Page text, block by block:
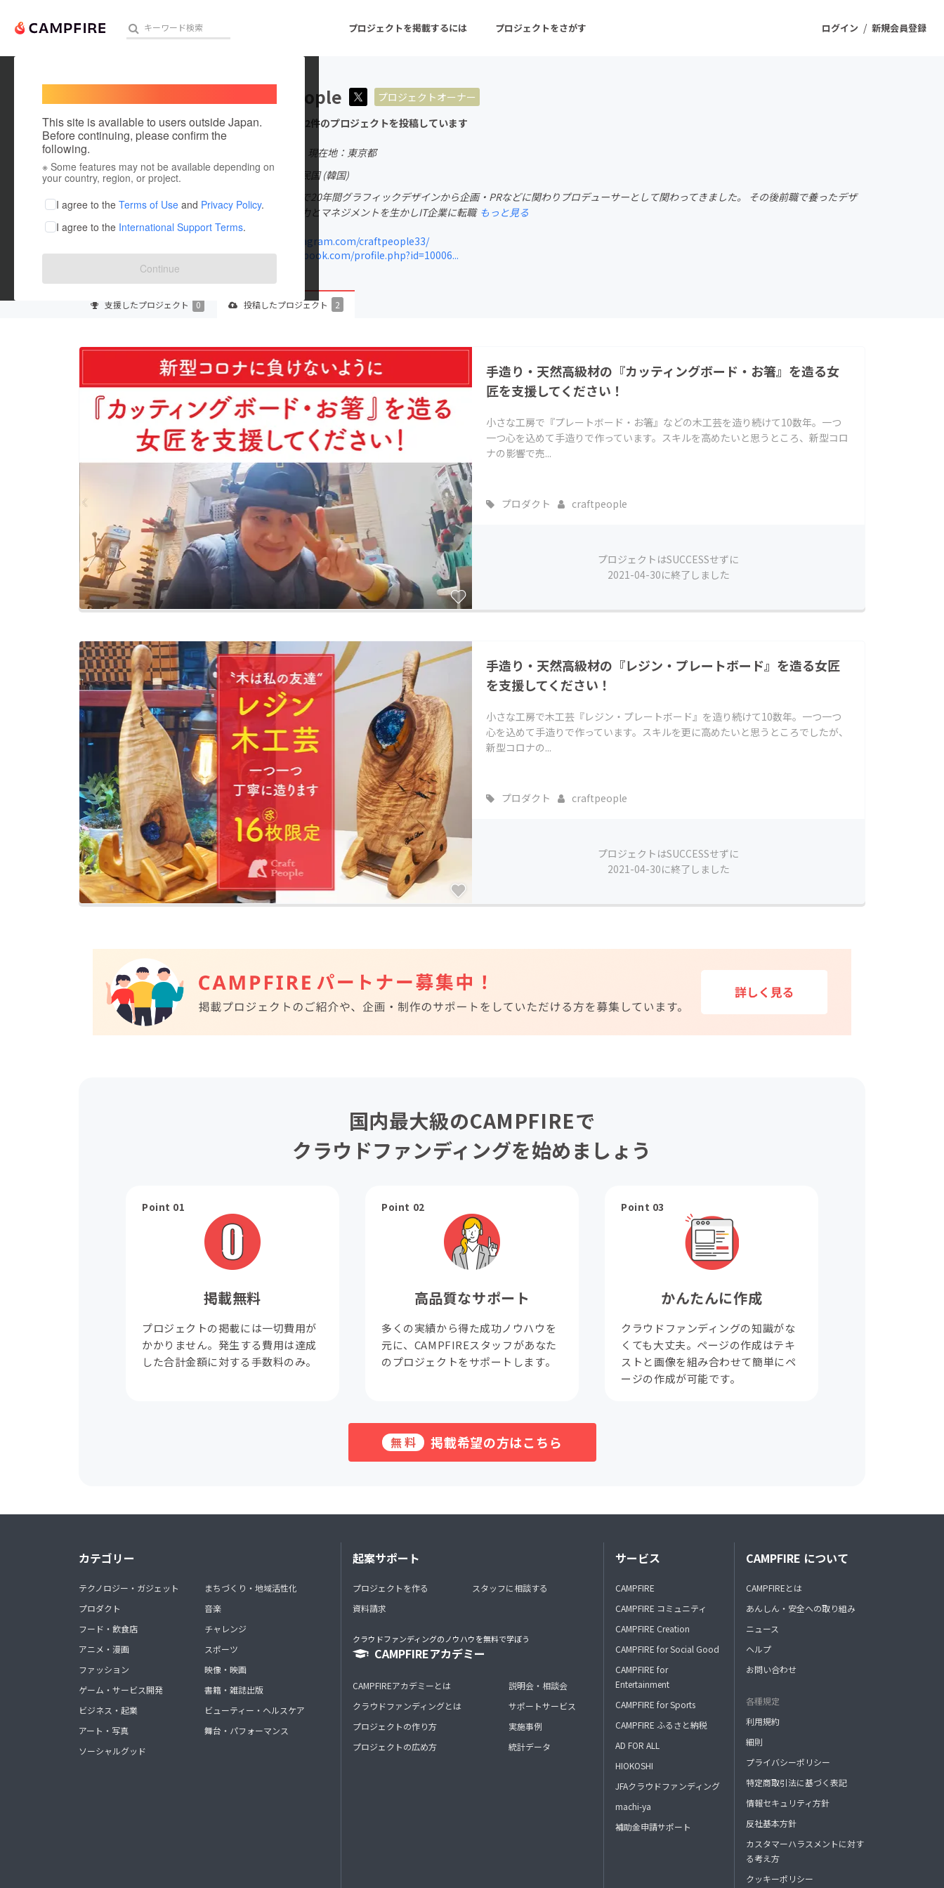
ログイン / 新規会員登録
プロジェクトを掲載するには プロジェクトをさがす
人気のプロジェクト 注目のリターン 注目の新着プロジェクト
アート・写真 音楽
テクノロジー・ガジェット
ゲーム・サービス開発 フード・飲食店
ファッション
映像・映画
ビジネス・起業
チャレンジ
まちづくり・地域活性化
CAMPFIREふるさと納税
This site is available to users outside Japan.
Before continuing, please confirm the
following.
※ Some features may not be available depending on
your country, region, or project.
I agree to the Terms of Use and Privacy Policy.
I agree to the International Support Terms.
Continue
craftpeople
プロジェクトオーナー
これまでに2件のプロジェクトを投稿しています
現在地：東京都
出身国：大韓民国 (韓国)
広告制作会社で20年間グラフィックデザインから企画・PRなどに関わりプロデューサーとして関わってきました。 その後前職で養ったデザ
イン力・企画力とマネジメントを生かしIT企業に転職 もっと見る
www.instagram.com/craftpeople33/
www.facebook.com/profile.php?id=10006...
支援したプロジェクト 0 投稿したプロジェクト 2
手造り・天然高級材の『カッティングボード・お箸』を造る女
匠を支援してください！
小さな工房で『プレートボード・お箸』などの木工芸を造り続けて10数年。一つ
一つ心を込めて手造りで作っています。スキルを高めたいと思うところ、新型コロ
ナの影響で売...
プロダクト craftpeople
プロジェクトはSUCCESSせずに
2021-04-30に終了しました
手造り・天然高級材の『レジン・プレートボード』を造る女匠
を支援してください！
小さな工房で木工芸『レジン・プレートボード』を造り続けて10数年。一つ一つ
心を込めて手造りで作っています。スキルを更に高めたいと思うところでしたが、
新型コロナの...
プロダクト craftpeople
プロジェクトはSUCCESSせずに
2021-04-30に終了しました
国内最大級のCAMPFIREで
クラウドファンディングを始めましょう
Point 01
掲載無料
プロジェクトの掲載には一切費用が
かかりません。発生する費用は達成
した合計金額に対する手数料のみ。
Point 02
高品質なサポート
多くの実績から得た成功ノウハウを
元に、CAMPFIREスタッフがあなた
のプロジェクトをサポートします。
Point 03
かんたんに作成
クラウドファンディングの知識がな
くても大丈夫。ページの作成はテキ
ストと画像を組み合わせて簡単にペ
ージの作成が可能です。
無料 掲載希望の方はこちら
カテゴリー
テクノロジー・ガジェット
プロダクト
フード・飲食店
アニメ・漫画
ファッション
ゲーム・サービス開発
ビジネス・起業
アート・写真
ソーシャルグッド
まちづくり・地域活性化
音楽
チャレンジ
スポーツ
映像・映画
書籍・雑誌出版
ビューティー・ヘルスケア
舞台・パフォーマンス
起案サポート
プロジェクトを作る
資料請求
スタッフに相談する
クラウドファンディングのノウハウを無料で学ぼう
CAMPFIREアカデミー
CAMPFIREアカデミーとは
クラウドファンディングとは
プロジェクトの作り方
プロジェクトの広め方
説明会・相談会
サポートサービス
実施事例
統計データ
サービス
CAMPFIRE
CAMPFIRE コミュニティ
CAMPFIRE Creation
CAMPFIRE for Social Good
CAMPFIRE for
Entertainment
CAMPFIRE for Sports
CAMPFIRE ふるさと納税
AD FOR ALL
HIOKOSHI
JFAクラウドファンディング
machi-ya
補助金申請サポート
CAMPFIRE について
CAMPFIREとは
あんしん・安全への取り組み
ニュース
ヘルプ
お問い合わせ
各種規定
利用規約
細則
プライバシーポリシー
特定商取引法に基づく表記
情報セキュリティ方針
反社基本方針
カスタマーハラスメントに対す
る考え方
クッキーポリシー